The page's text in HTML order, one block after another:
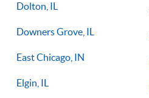
Dolton, IL
Downers Grove, IL
East Chicago, IN
Elgin, IL